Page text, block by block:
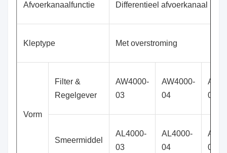
Afvoerkanaalfunctie Differentieel afvoerkanaal ¡,
Kleptype Met overstroming
Vorm
Filter &
Regelgever
AW4000-
03
AW4000-
04
06
Smeermiddel
AL4000-
03
AL4000-
04
06